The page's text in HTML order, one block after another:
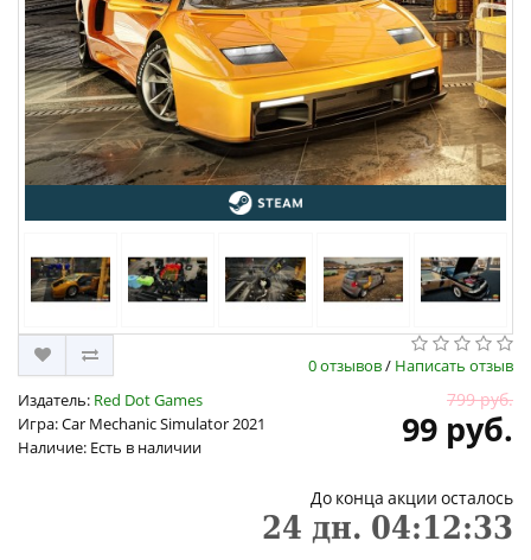
0 отзывов/ Написать отзыв
Издатель: Red Dot Games
Игра: Car Mechanic Simulator 2021
Наличие: Есть в наличии
799 руб.
99 руб.
До конца акции осталось
24 дн. 04:12:32